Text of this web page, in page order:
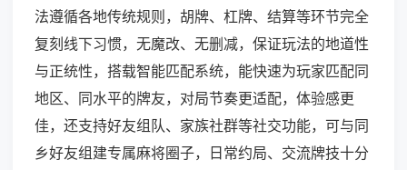
法遵循各地传统规则，胡牌、杠牌、结算等环节完全
复刻线下习惯，无魔改、无删减，保证玩法的地道性
与正统性，搭载智能匹配系统，能快速为玩家匹配同
地区、同水平的牌友，对局节奏更适配，体验感更
佳，还支持好友组队、家族社群等社交功能，可与同
乡好友组建专属麻将圈子，日常约局、交流牌技十分